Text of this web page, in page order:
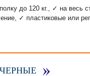
до 120 кг., ✓ на весь
✓ пластиковые или